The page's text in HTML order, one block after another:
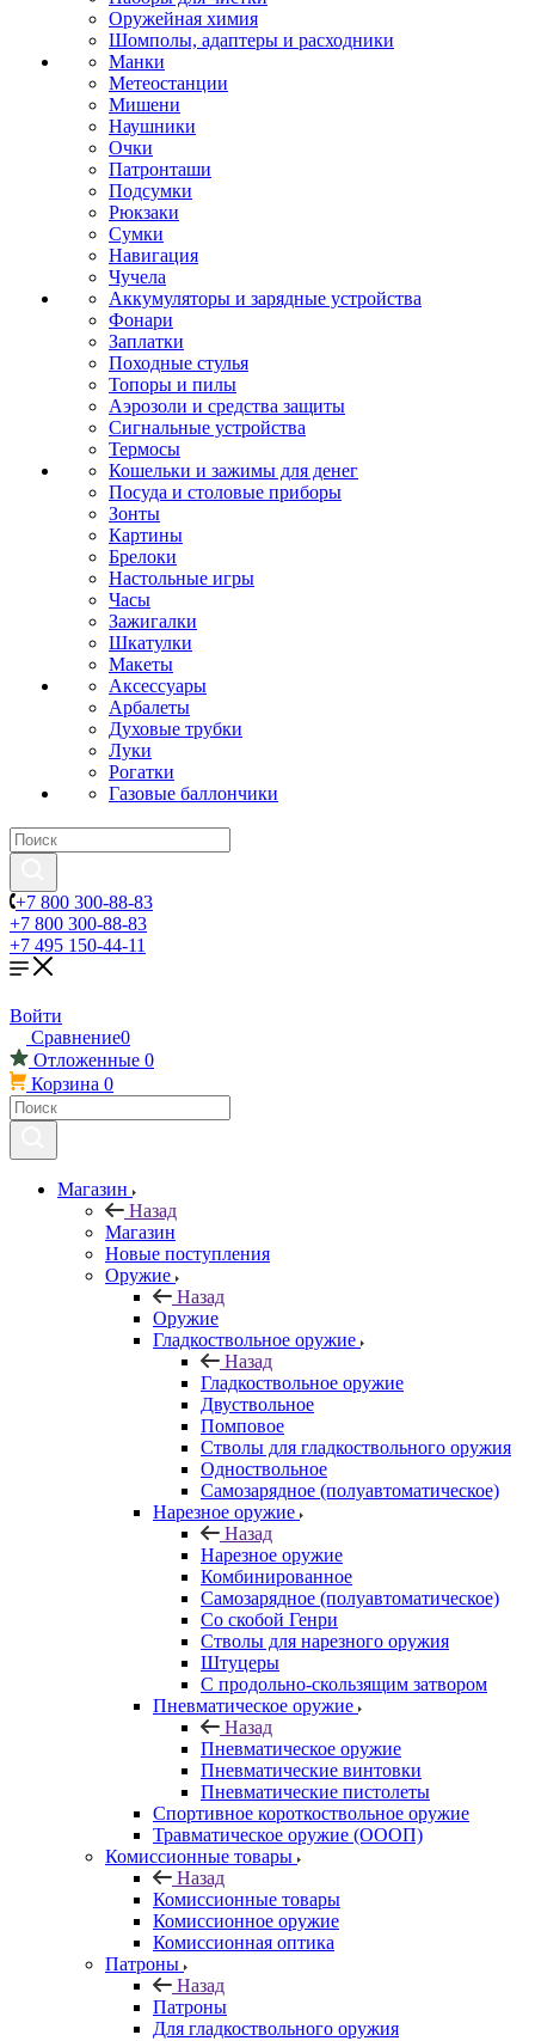
Оружейная химия
Шомполы, адаптеры и расходники
Манки
Метеостанции
Мишени
Наушники
Очки
Патронташи
Подсумки
Рюкзаки
Сумки
Навигация
Чучела
Аккумуляторы и зарядные устройства
Фонари
Заплатки
Походные стулья
Топоры и пилы
Аэрозоли и средства защиты
Сигнальные устройства
Термосы
Кошельки и зажимы для денег
Посуда и столовые приборы
Зонты
Картины
Брелоки
Настольные игры
Часы
Зажигалки
Шкатулки
Макеты
Аксессуары
Арбалеты
Духовые трубки
Луки
Рогатки
Газовые баллончики
+7 800 300-88-83
+7 800 300-88-83
+7 495 150-44-11
Войти
Сравнение0
Отложенные 0
Корзина 0
Магазин
Назад
Магазин
Новые поступления
Оружие
Назад
Оружие
Гладкоствольное оружие
Назад
Гладкоствольное оружие
Двуствольное
Помповое
Стволы для гладкоствольного оружия
Одноствольное
Самозарядное (полуавтоматическое)
Нарезное оружие
Назад
Нарезное оружие
Комбинированное
Самозарядное (полуавтоматическое)
Со скобой Генри
Стволы для нарезного оружия
Штуцеры
С продольно-скользящим затвором
Пневматическое оружие
Назад
Пневматическое оружие
Пневматические винтовки
Пневматические пистолеты
Спортивное короткоствольное оружие
Травматическое оружие (ОООП)
Комиссионные товары
Назад
Комиссионные товары
Комиссионное оружие
Комиссионная оптика
Патроны
Назад
Патроны
Для гладкоствольного оружия